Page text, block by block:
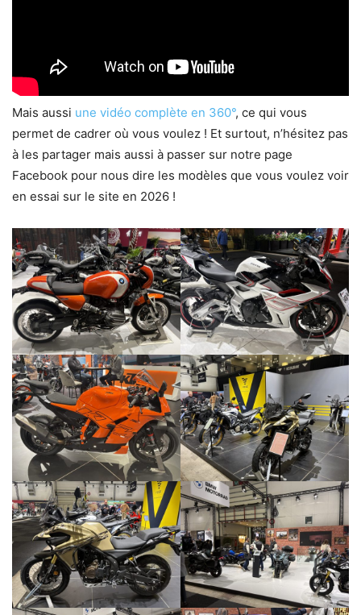
Mais aussi une vidéo complète en 360°, ce qui vous
permet de cadrer où vous voulez ! Et surtout, n’hésitez pas
à les partager mais aussi à passer sur notre page
Facebook pour nous dire les modèles que vous voulez voir
en essai sur le site en 2026 !